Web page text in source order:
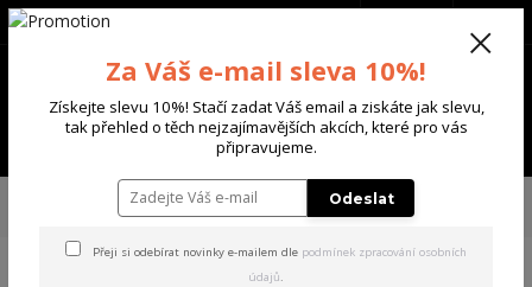
Menu
+420 702 136 620
TRIČKA & TÍLKA
Yakuza dámské tílko Hidden Curved
Crew Neck T-Shirt black 3XL
Za Váš e-mail sleva 10%!
Získejte slevu 10%! Stačí zadat Váš email a ziskáte jak slevu,
tak přehled o těch nejzajímavějších akcích, které pro vás
připravujeme.
Odeslat
Přeji si odebírat novinky e-mailem dle podmínek zpracování osobních
údajů.